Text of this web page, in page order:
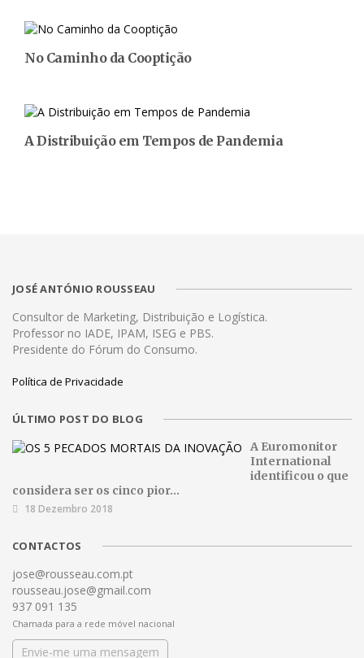
No Caminho da Cooptição
A Distribuição em Tempos de Pandemia
JOSÉ ANTÓNIO ROUSSEAU
Consultor de Marketing, Distribuição e Logística.
Professor no IADE, IPAM, ISEG e PBS.
Presidente do Fórum do Consumo.
Política de Privacidade
ÚLTIMO POST DO BLOG
A Euromonitor
International
identificou o que
considera ser os cinco pior...
18 Dezembro 2018
CONTACTOS
jose@rousseau.com.pt
rousseau.jose@gmail.com
937 091 135
Chamada para a rede móvel nacional
Envie-me uma mensagem